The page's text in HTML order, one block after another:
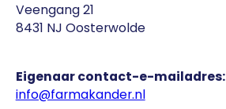
Veengang 21
8431 NJ Oosterwolde
Eigenaar contact-e-mailadres:
info@farmakander.nl